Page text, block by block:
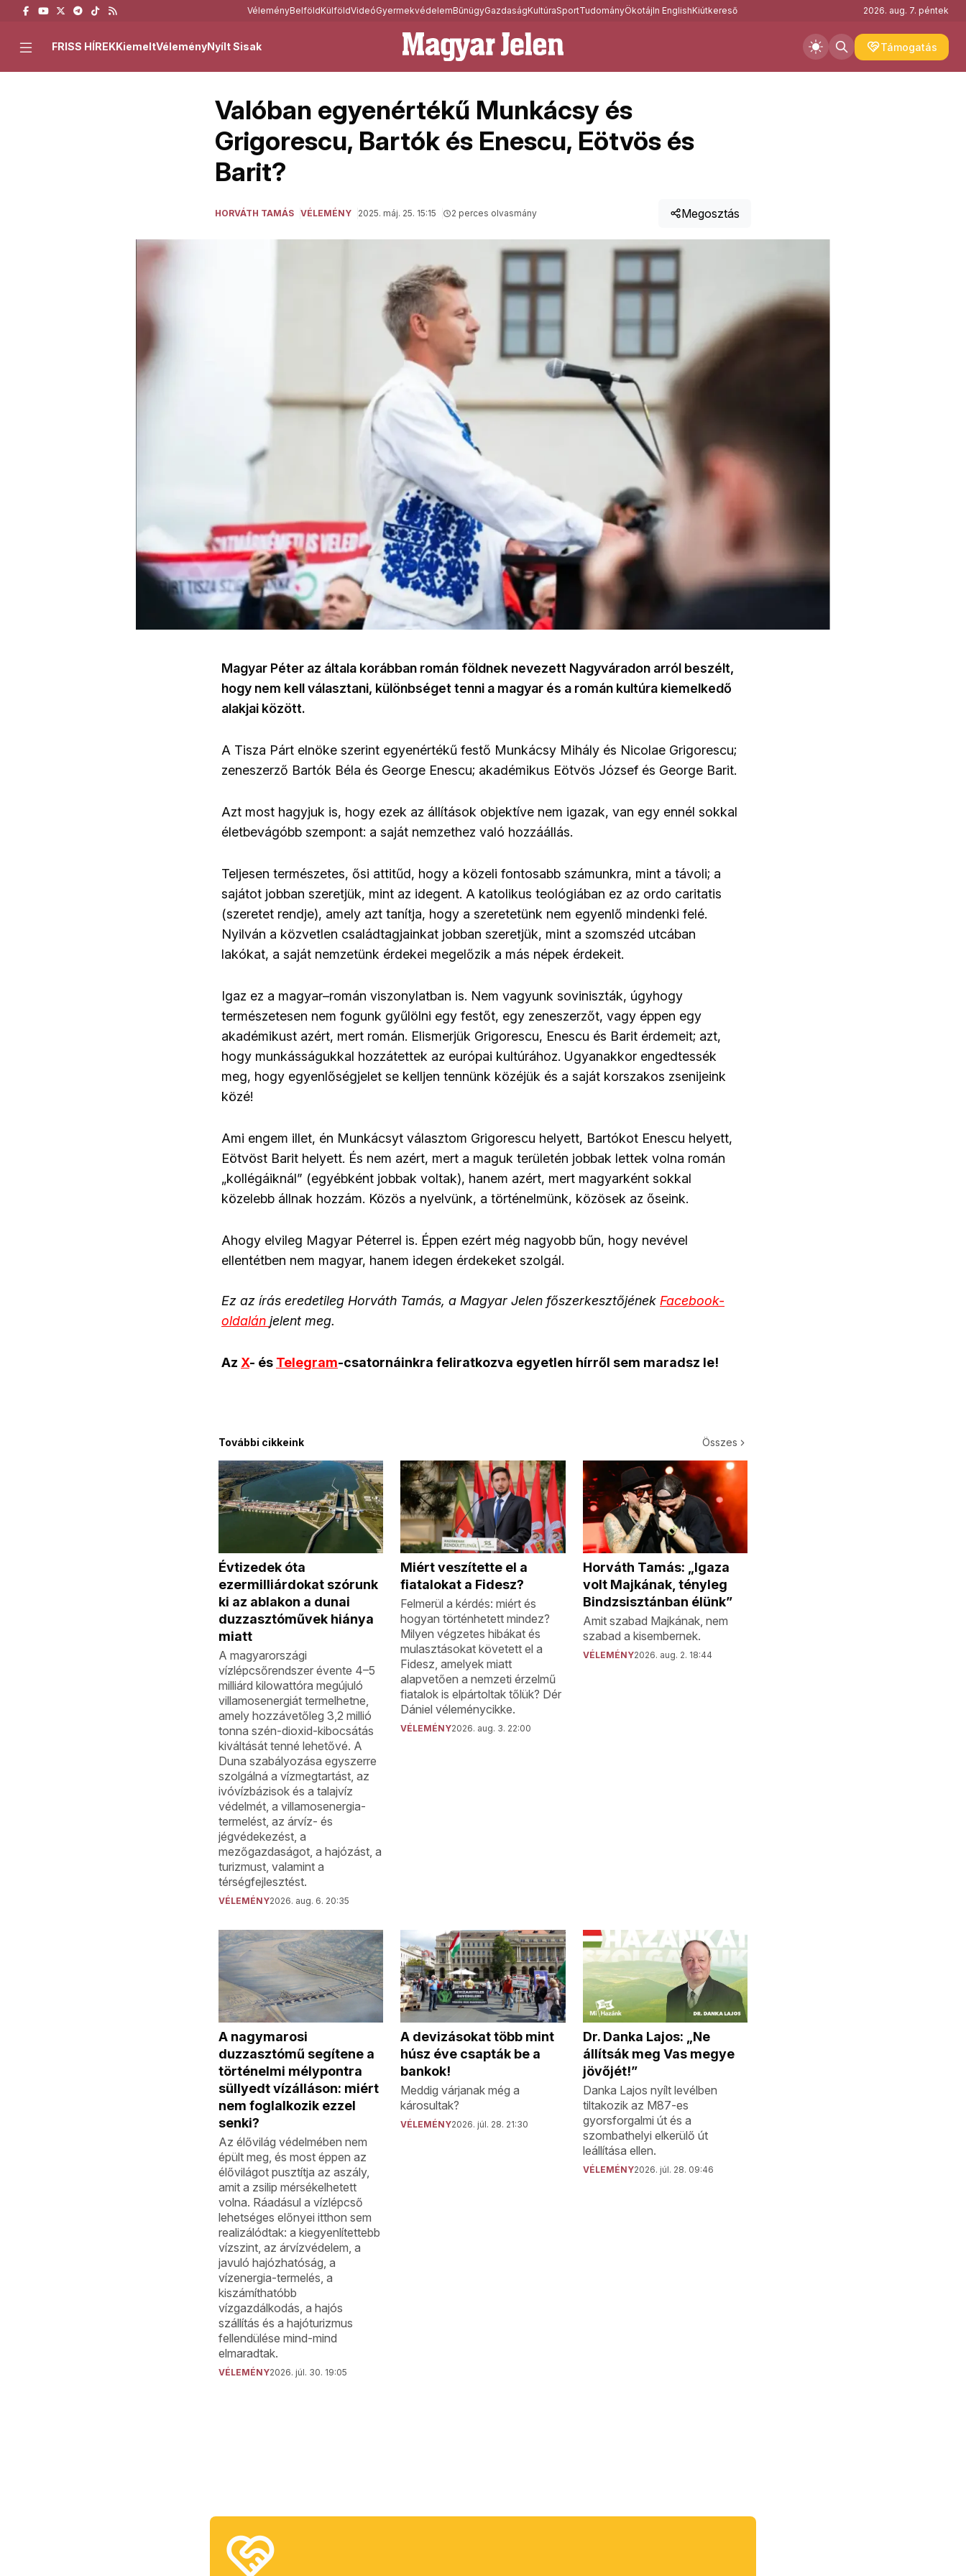
VéleményBelföldKülföldVideóGyermekvédelemBűnügyGazdaságKultúraSportTudományÖkotájIn EnglishKiútkereső 2026. aug. 7. péntek
Támogatás
FRISS HÍREKKiemeltVéleményNyílt Sisak
Valóban egyenértékű Munkácsy és
Grigorescu, Bartók és Enescu, Eötvös és
Barit?
HORVÁTH TAMÁS VÉLEMÉNY 2025. máj. 25. 15:15 2 perces olvasmány Megosztás
Magyar Péter az általa korábban román földnek nevezett Nagyváradon arról beszélt,
hogy nem kell választani, különbséget tenni a magyar és a román kultúra kiemelkedő
alakjai között.
A Tisza Párt elnöke szerint egyenértékű festő Munkácsy Mihály és Nicolae Grigorescu;
zeneszerző Bartók Béla és George Enescu; akadémikus Eötvös József és George Barit.
Azt most hagyjuk is, hogy ezek az állítások objektíve nem igazak, van egy ennél sokkal
életbevágóbb szempont: a saját nemzethez való hozzáállás.
Teljesen természetes, ősi attitűd, hogy a közeli fontosabb számunkra, mint a távoli; a
sajátot jobban szeretjük, mint az idegent. A katolikus teológiában ez az ordo caritatis
(szeretet rendje), amely azt tanítja, hogy a szeretetünk nem egyenlő mindenki felé.
Nyilván a közvetlen családtagjainkat jobban szeretjük, mint a szomszéd utcában
lakókat, a saját nemzetünk érdekei megelőzik a más népek érdekeit.
Igaz ez a magyar–román viszonylatban is. Nem vagyunk soviniszták, úgyhogy
természetesen nem fogunk gyűlölni egy festőt, egy zeneszerzőt, vagy éppen egy
akadémikust azért, mert román. Elismerjük Grigorescu, Enescu és Barit érdemeit; azt,
hogy munkásságukkal hozzátettek az európai kultúrához. Ugyanakkor engedtessék
meg, hogy egyenlőségjelet se kelljen tennünk közéjük és a saját korszakos zsenijeink
közé!
Ami engem illet, én Munkácsyt választom Grigorescu helyett, Bartókot Enescu helyett,
Eötvöst Barit helyett. És nem azért, mert a maguk területén jobbak lettek volna román
„kollégáiknál” (egyébként jobbak voltak), hanem azért, mert magyarként sokkal
közelebb állnak hozzám. Közös a nyelvünk, a történelmünk, közösek az őseink.
Ahogy elvileg Magyar Péterrel is. Éppen ezért még nagyobb bűn, hogy nevével
ellentétben nem magyar, hanem idegen érdekeket szolgál.
Ez az írás eredetileg Horváth Tamás, a Magyar Jelen főszerkesztőjének Facebook-
oldalán jelent meg.
Az X- és Telegram-csatornáinkra feliratkozva egyetlen hírről sem maradsz le!
További cikkeink Összes
Évtizedek óta
ezermilliárdokat szórunk
ki az ablakon a dunai
duzzasztóművek hiánya
miatt
A magyarországi
vízlépcsőrendszer évente 4–5
milliárd kilowattóra megújuló
villamosenergiát termelhetne,
amely hozzávetőleg 3,2 millió
tonna szén-dioxid-kibocsátás
kiváltását tenné lehetővé. A
Duna szabályozása egyszerre
szolgálná a vízmegtartást, az
ivóvízbázisok és a talajvíz
védelmét, a villamosenergia-
termelést, az árvíz- és
jégvédekezést, a
mezőgazdaságot, a hajózást, a
turizmust, valamint a
térségfejlesztést.
VÉLEMÉNY2026. aug. 6. 20:35
Miért veszítette el a
fiatalokat a Fidesz?
Felmerül a kérdés: miért és
hogyan történhetett mindez?
Milyen végzetes hibákat és
mulasztásokat követett el a
Fidesz, amelyek miatt
alapvetően a nemzeti érzelmű
fiatalok is elpártoltak tőlük? Dér
Dániel véleménycikke.
VÉLEMÉNY2026. aug. 3. 22:00
Horváth Tamás: „Igaza
volt Majkának, tényleg
Bindzsisztánban élünk”
Amit szabad Majkának, nem
szabad a kisembernek.
VÉLEMÉNY2026. aug. 2. 18:44
A nagymarosi
duzzasztómű segítene a
történelmi mélypontra
süllyedt vízálláson: miért
nem foglalkozik ezzel
senki?
Az élővilág védelmében nem
épült meg, és most éppen az
élővilágot pusztítja az aszály,
amit a zsilip mérsékelhetett
volna. Ráadásul a vízlépcső
lehetséges előnyei itthon sem
realizálódtak: a kiegyenlítettebb
vízszint, az árvízvédelem, a
javuló hajózhatóság, a
vízenergia-termelés, a
kiszámíthatóbb
vízgazdálkodás, a hajós
szállítás és a hajóturizmus
fellendülése mind-mind
elmaradtak.
VÉLEMÉNY2026. júl. 30. 19:05
A devizásokat több mint
húsz éve csapták be a
bankok!
Meddig várjanak még a
károsultak?
VÉLEMÉNY2026. júl. 28. 21:30
Dr. Danka Lajos: „Ne
állítsák meg Vas megye
jövőjét!”
Danka Lajos nyílt levélben
tiltakozik az M87-es
gyorsforgalmi út és a
szombathelyi elkerülő út
leállítása ellen.
VÉLEMÉNY2026. júl. 28. 09:46